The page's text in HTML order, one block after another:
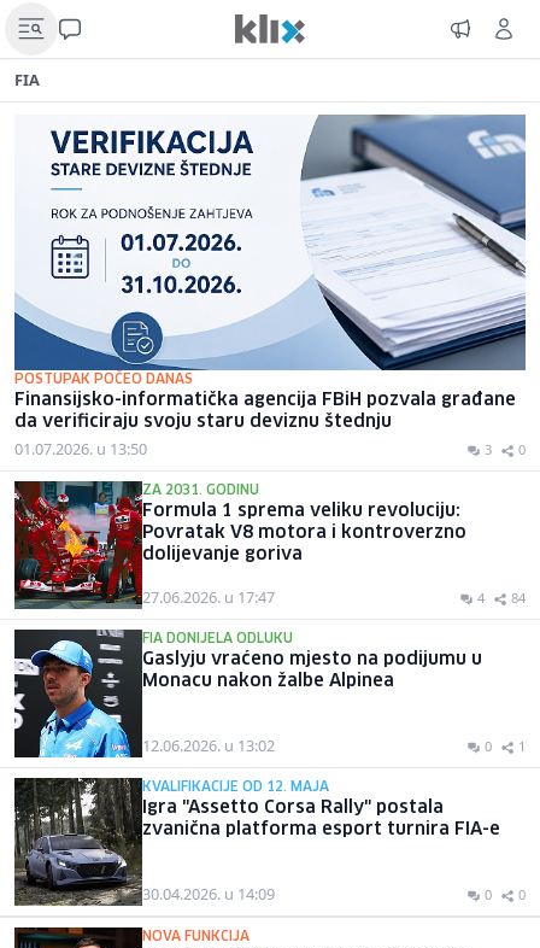
FIA
POSTUPAK POČEO DANAS
Finansijsko-informatička agencija FBiH pozvala građane
da verificiraju svoju staru deviznu štednju
01.07.2026. u 13:50 3 0
ZA 2031. GODINU
Formula 1 sprema veliku revoluciju:
Povratak V8 motora i kontroverzno
dolijevanje goriva
27.06.2026. u 17:47 4 84
FIA DONIJELA ODLUKU
Gaslyju vraćeno mjesto na podijumu u
Monacu nakon žalbe Alpinea
12.06.2026. u 13:02 0 1
KVALIFIKACIJE OD 12. MAJA
Igra "Assetto Corsa Rally" postala
zvanična platforma esport turnira FIA-e
30.04.2026. u 14:09 0 0
NOVA FUNKCIJA